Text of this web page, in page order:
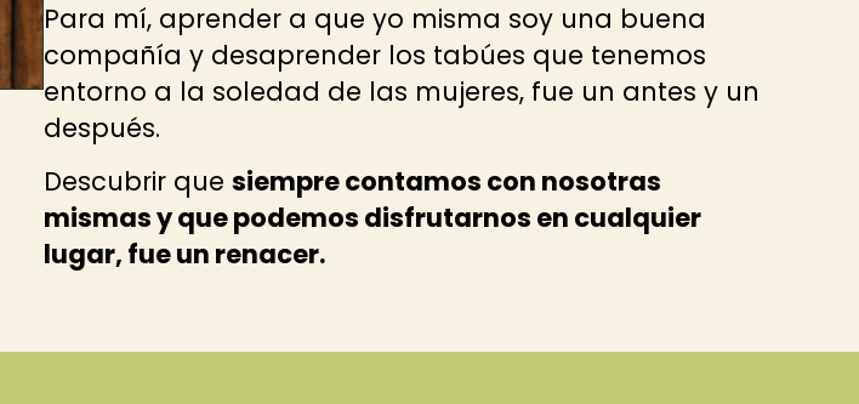
Para mí, aprender a que yo misma soy una buena
compañía y desaprender los tabúes que tenemos
entorno a la soledad de las mujeres, fue un antes y un
después.
Descubrir que siempre contamos con nosotras
mismas y que podemos disfrutarnos en cualquier
lugar, fue un renacer.